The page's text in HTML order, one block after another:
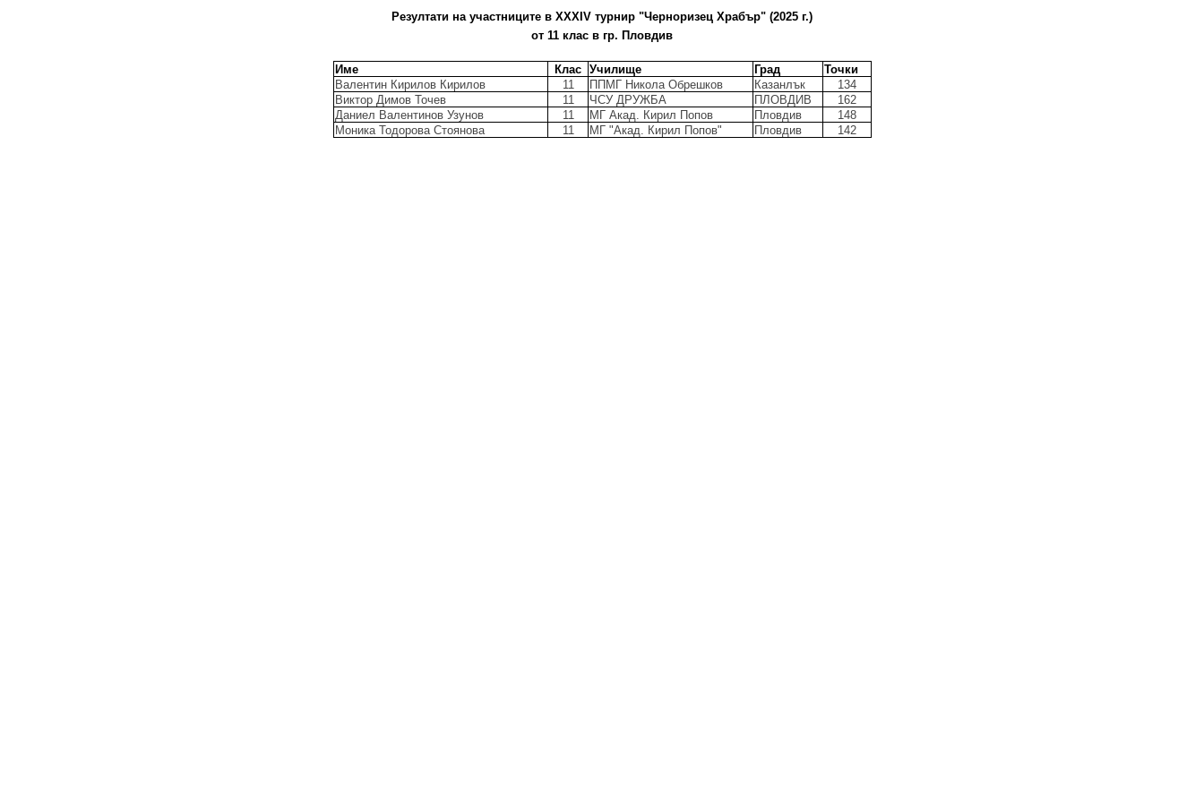
Резултати на участниците в XХXIV турнир "Черноризец Храбър" (2025 г.)
от 11 клас в гр. Пловдив
Име Клас Училище Град
Точки
Валентин Кирилов Кирилов
11 ППМГ Никола Обрешков Казанлък
134
Виктор Димов Точев
11 ЧСУ ДРУЖБА ПЛОВДИВ
162
Даниел Валентинов Узунов
11 МГ Акад. Кирил Попов Пловдив
148
Моника Тодорова Стоянова
11 МГ "Акад. Кирил Попов" Пловдив 142